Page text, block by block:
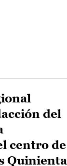
del
centro de